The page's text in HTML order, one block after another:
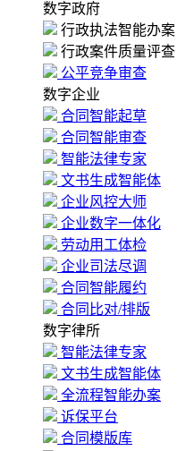
数字政府
行政执法智能办案
行政案件质量评查
公平竞争审查
数字企业
合同智能起草
合同智能审查
智能法律专家
文书生成智能体
企业风控大师
企业数字一体化
劳动用工体检
企业司法尽调
合同智能履约
合同比对/排版
数字律所
智能法律专家
文书生成智能体
全流程智能办案
诉保平台
合同模版库